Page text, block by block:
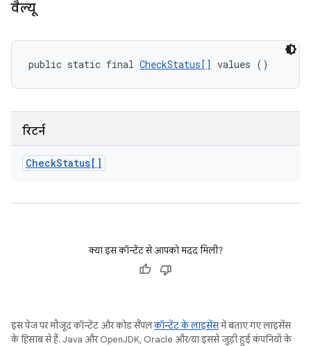
वैल्यू
public static final CheckStatus[] values ()
रिटर्न
CheckStatus[]
क्या इस कॉन्टेंट से आपको मदद मिली?
इस पेज पर मौजूद कॉन्टेंट और कोड सैंपलकॉन्टेंट के लाइसेंसमें बताए गए लाइसेंस
के हिसाब से हैं. Java और OpenJDK, Oracle और/या इससे जुड़ी हुई कंपनियों के